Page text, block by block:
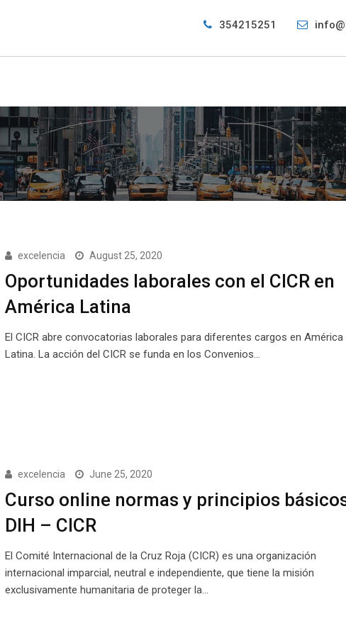
354215251
excelencia August 25, 2020
Oportunidades laborales con el CICR en
América Latina
El CICR abre convocatorias laborales para diferentes cargos en América
Latina. La acción del CICR se funda en los Convenios…
excelencia June 25, 2020
Curso online normas y principios
DIH – CICR
El Comité Internacional de la Cruz Roja (CICR) es una organización
internacional imparcial, neutral e independiente, que tiene la misión
exclusivamente humanitaria de proteger la…